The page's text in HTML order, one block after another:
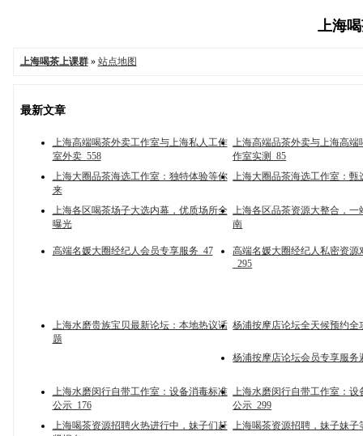
上海
上海喝茶上课群» 站点地图
最新文章
上海高端喝茶外卖工作室与上海私人工作
室外卖_558
上海高端品茶外卖与上海高端
作室实测_85
上海大圈品茶海选工作室：独特体验等你
来
上海大圈品茶海选工作室：甄
上海各区喝茶场子大选内幕，优质场所全
曝光
上海各区品茶资源大整合，一
南
高端名媛大圈经纪人会员专享服务_47
高端名媛大圈经纪人私密资源
_295
上海水磨贵族宝贝最新论坛：本地热议话
题
杨浦按摩店论坛全天候预约全
杨浦按摩店论坛会员专享服务
上海水磨闵行自带工作室：设备消毒标准
公示_176
上海水磨闵行自带工作室：设
公示_299
上海喝茶资源招聘火热进行中，妹子们赶 上海喝茶资源招聘，妹子妹子